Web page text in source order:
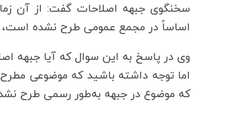
سخنگوی جبهه اصلاحات گفت: از آن
اساساً در مجمع عمومی طرح نشده است،
وی در پاسخ به این سوال که آیا جبهه
اما توجه داشته باشید که موضوعی
که موضوع در جبهه به‌طور رسمی طرح